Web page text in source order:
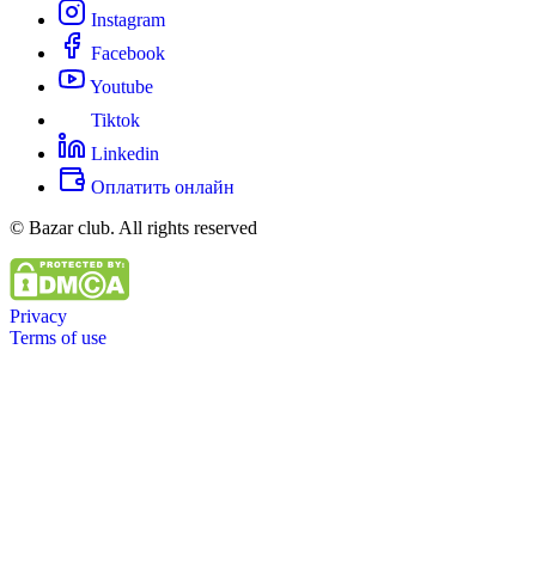
Instagram
Facebook
Youtube
Tiktok
Linkedin
Оплатить онлайн
© Bazar club. All rights reserved
Privacy
Terms of use